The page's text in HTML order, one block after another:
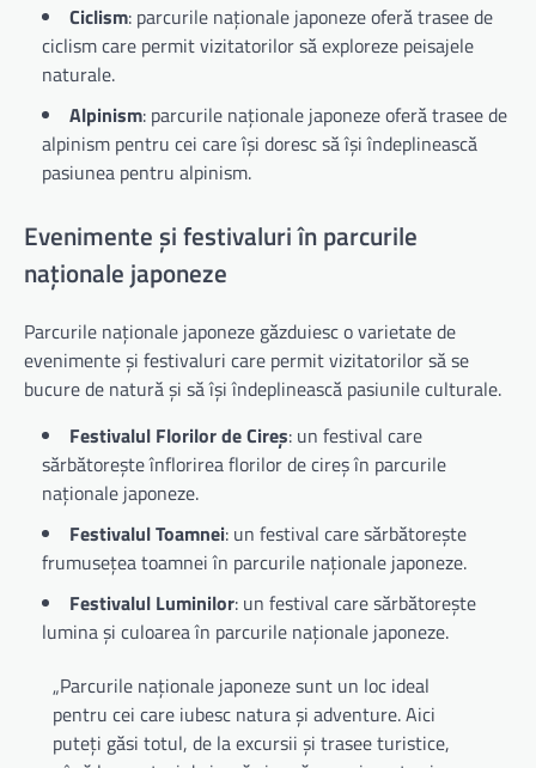
Ciclism: parcurile naționale japoneze oferă trasee de
ciclism care permit vizitatorilor să exploreze peisajele
naturale.
Alpinism: parcurile naționale japoneze oferă trasee de
alpinism pentru cei care își doresc să își îndeplinească
pasiunea pentru alpinism.
Evenimente și festivaluri în parcurile
naționale japoneze
Parcurile naționale japoneze găzduiesc o varietate de
evenimente și festivaluri care permit vizitatorilor să se
bucure de natură și să își îndeplinească pasiunile culturale.
Festivalul Florilor de Cireș: un festival care
sărbătorește înflorirea florilor de cireș în parcurile
naționale japoneze.
Festivalul Toamnei: un festival care sărbătorește
frumusețea toamnei în parcurile naționale japoneze.
Festivalul Luminilor: un festival care sărbătorește
lumina și culoarea în parcurile naționale japoneze.
„Parcurile naționale japoneze sunt un loc ideal
pentru cei care iubesc natura și adventure. Aici
puteți găsi totul, de la excursii și trasee turistice,